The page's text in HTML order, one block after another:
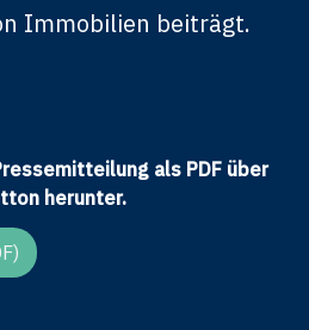
Immobilien beiträgt.
als PDF über
herunter.